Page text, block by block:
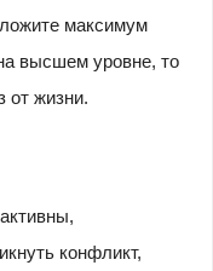
максимум
высшем уровне, то
от жизни.
конфликт,